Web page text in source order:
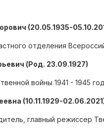
(20.05.1935-
отделения
(Род. 23.09.1927)
войны 1941 - 1945
(10.11.1929-
главный режиссер